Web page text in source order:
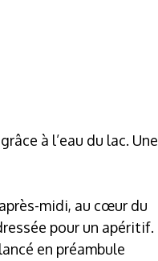
à l’eau du lac. Une
midi, au cœur du
pour un apéritif.
en préambule